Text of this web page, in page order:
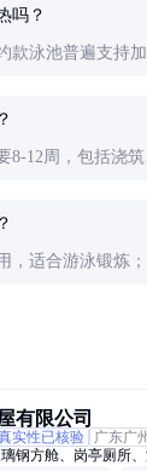
吗？
款泳池普遍支持
8-12周，包括浇
，适合游泳锻炼
有限公司
实性已核验
广东广州
钢方舱、岗亭厕所